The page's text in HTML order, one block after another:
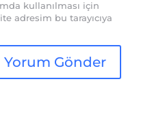
kullanılması için
adresim bu tarayıcıya